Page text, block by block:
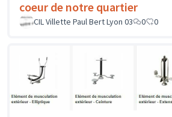
coeur de notre quartier
CIL Villette Paul Bert Lyon 03 0 0